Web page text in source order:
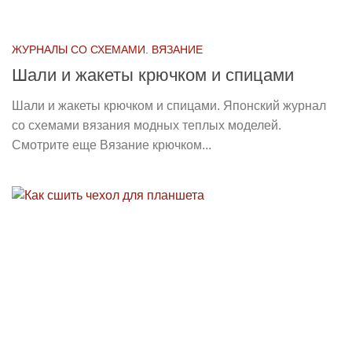
ЖУРНАЛЫ СО СХЕМАМИ. ВЯЗАНИЕ
Шали и жакеты крючком и спицами
Шали и жакеты крючком и спицами. Японский журнал
со схемами вязания модных теплых моделей.
Смотрите еще Вязание крючком...